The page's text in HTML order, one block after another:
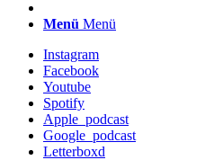
Menü Menü
Instagram
Facebook
Youtube
Spotify
Apple_podcast
Google_podcast
Letterboxd